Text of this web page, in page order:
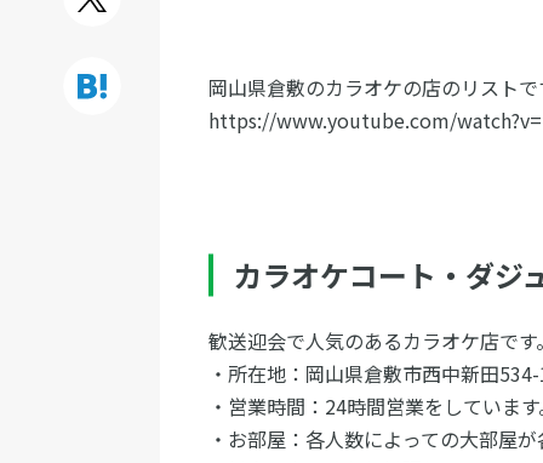
岡山県倉敷のカラオケの店のリストで
https://www.youtube.com/
カラオケコート・ダジ
歓送迎会で人気のあるカラオケ
・所在地：岡山県倉敷市西中新
・営業時間：24時間営業をして
・お部屋：各人数によっての大部